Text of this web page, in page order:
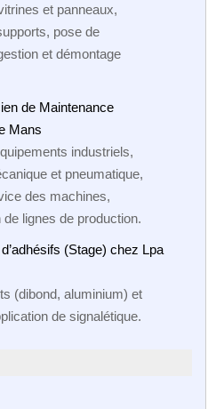
et panneaux,
pose de
et démontage
de Maintenance
Mans
industriels,
et pneumatique,
des machines,
de lignes de production.
(Stage) chez Lpa
(dibond, aluminium) et
de signalétique.